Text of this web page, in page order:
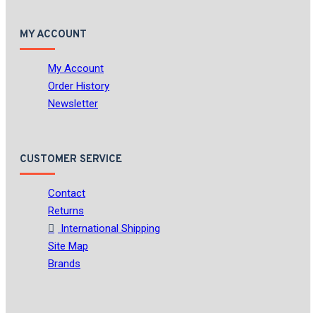
MY ACCOUNT
My Account
Order History
Newsletter
CUSTOMER SERVICE
Contact
Returns
International Shipping
Site Map
Brands